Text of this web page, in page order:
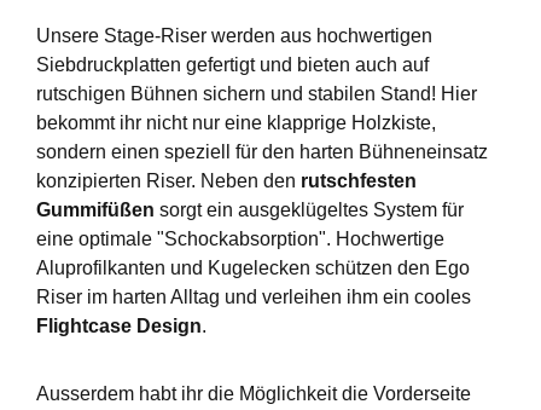
Unsere Stage-Riser werden aus hochwertigen
Siebdruckplatten gefertigt und bieten auch auf
rutschigen Bühnen sichern und stabilen Stand! Hier
bekommt ihr nicht nur eine klapprige Holzkiste,
sondern einen speziell für den harten Bühneneinsatz
konzipierten Riser. Neben den rutschfesten
Gummifüßen sorgt ein ausgeklügeltes System für
eine optimale "Schockabsorption". Hochwertige
Aluprofilkanten und Kugelecken schützen den Ego
Riser im harten Alltag und verleihen ihm ein cooles
Flightcase Design.
Ausserdem habt ihr die Möglichkeit die Vorderseite